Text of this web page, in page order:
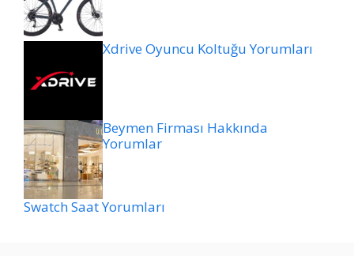
Xdrive Oyuncu Koltuğu Yorumları
Beymen Firması Hakkında
Yorumlar
Swatch Saat Yorumları